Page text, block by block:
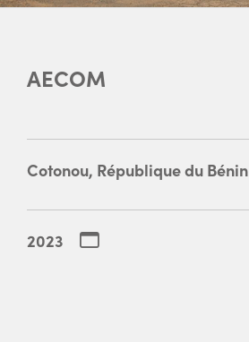
AECOM
Cotonou, République du Bénin
2023